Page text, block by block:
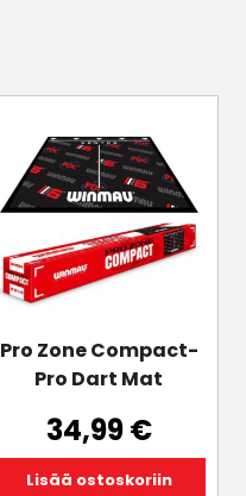
Pro Zone Compact-
Pro Dart Mat
34,99€
Lisää ostoskoriin